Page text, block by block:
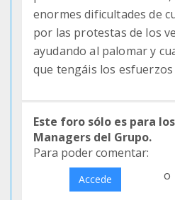
enormes dificultades de
por las protestas de los
ayudando al palomar y
que tengáis los esfuerzos
Este foro sólo es para
Managers del Grupo.
Para poder comentar:
Accede o